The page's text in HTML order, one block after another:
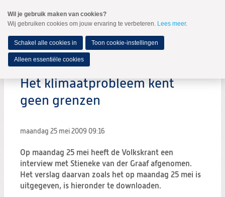
naar
Spring
de
inhoud
Spring
naar
hoofdmenu
MENU
Het klimaatprobleem kent
geen grenzen
maandag 25 mei 2009 09:16
Op maandag 25 mei heeft de Volkskrant een
interview met Stieneke van der Graaf afgenomen.
Het verslag daarvan zoals het op maandag 25 mei is
uitgegeven, is hieronder te downloaden.
Wil je gebruik maken van cookies?
Wij gebruiken cookies om jouw ervaring te verbeteren. Lees meer.
Schakel alle cookies in Toon cookie-instellingen
Alleen essentiële cookies